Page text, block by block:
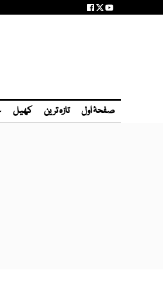
صفحۂ اول تازہ ترین کھیل